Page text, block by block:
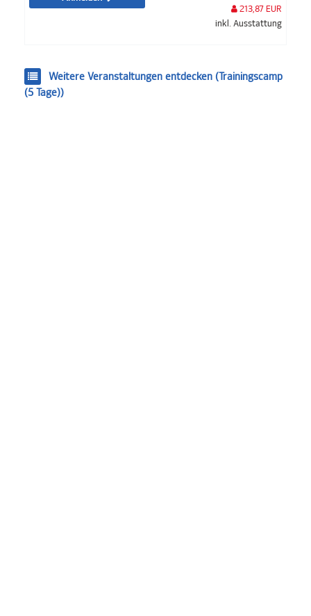
213,87 EUR
inkl. Ausstattung
Weitere Veranstaltungen entdecken (Trainingscamp
(5 Tage))